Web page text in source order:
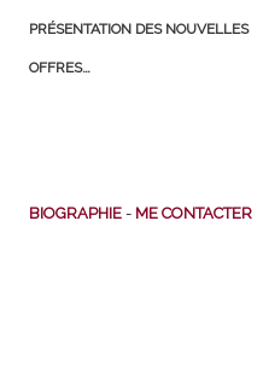
navigation
PRÉSENTATION DES NOUVELLES
OFFRES…
BIOGRAPHIE - ME CONTACTER